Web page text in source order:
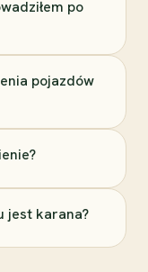
po
pojazdów
jest karana?